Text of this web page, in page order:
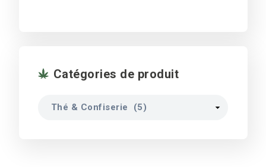
Catégories de produit